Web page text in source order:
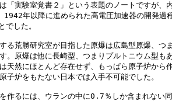
実験室覚書２」という表題のノートですが、
1942年以降に進められた高電圧加速器の開発過
した。
荒勝研究室が目指した原爆は広島型原爆、つ
。原爆は他に長崎型、つまりプルトニウム型も
天然にほとんど存在せず、もっぱら原子炉から
子炉をもたない日本では入手不可能でした。
るには、ウランの中に0.7％しか含まれない